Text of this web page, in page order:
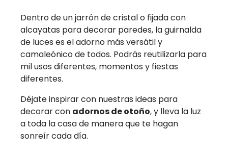
Dentro de un jarrón de cristal o fijada con
alcayatas para decorar paredes, la guirnalda
de luces es el adorno más versátil y
camaleónico de todos. Podrás reutilizarla para
mil usos diferentes, momentos y fiestas
diferentes.
Déjate inspirar con nuestras ideas para
decorar con adornos de otoño, y lleva la luz
a toda la casa de manera que te hagan
sonreír cada día.